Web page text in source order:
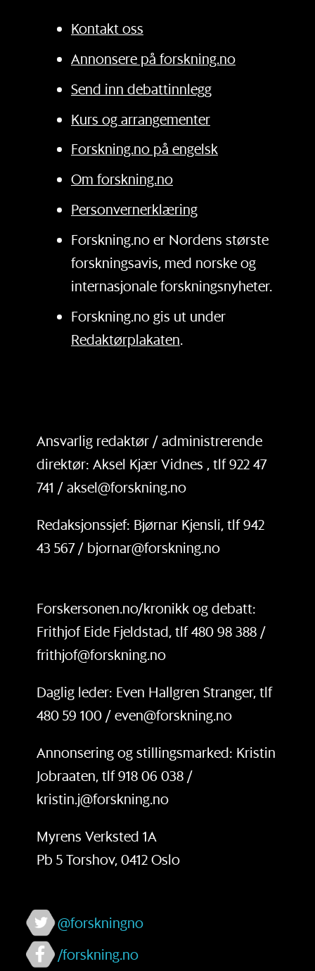
Kontakt oss
Annonsere på forskning.no
Send inn debattinnlegg
Kurs og arrangementer
Forskning.no på engelsk
Om forskning.no
Personvernerklæring
Forskning.no er Nordens største
forskningsavis, med norske og
internasjonale forskningsnyheter.
Forskning.no gis ut under
Redaktørplakaten.
Ansvarlig redaktør / administrerende
direktør: Aksel Kjær Vidnes , tlf 922 47
741 / aksel@forskning.no
Redaksjonssjef: Bjørnar Kjensli, tlf 942
43 567 / bjornar@forskning.no
Forskersonen.no/kronikk og debatt:
Frithjof Eide Fjeldstad, tlf 480 98 388 /
frithjof@forskning.no
Daglig leder: Even Hallgren Stranger, tlf
480 59 100 / even@forskning.no
Annonsering og stillingsmarked: Kristin
Jobraaten, tlf 918 06 038 /
kristin.j@forskning.no
Myrens Verksted 1A
Pb 5 Torshov, 0412 Oslo
@forskningno
/forskning.no